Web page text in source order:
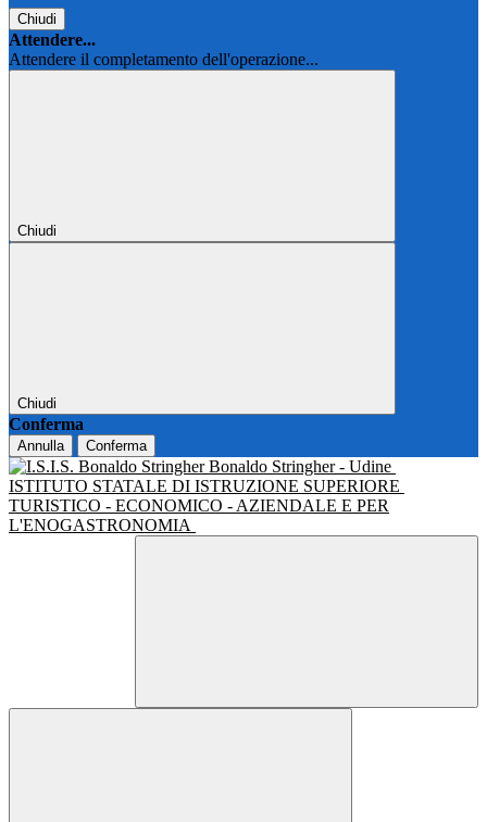
Chiudi
Attendere...
Attendere il completamento dell'operazione...
Chiudi
Chiudi
Conferma
Annulla Conferma
Bonaldo Stringher - Udine
ISTITUTO STATALE DI ISTRUZIONE SUPERIORE
TURISTICO - ECONOMICO - AZIENDALE E PER
L'ENOGASTRONOMIA